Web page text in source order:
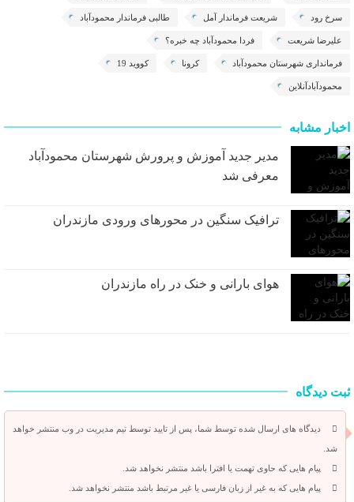
سرخ رود شریعت فرماندار آمل طالبی فرماندار محمودآباد
علیرضا شریعت فردا محمودآباد چه خبره؟
فرمانداری شهرستان محمودآباد کرونا کووید 19
محمودآبادآنلاین
اخبار مشابه
مدیر جدید آموزش و پرورش شهرستان محمودآباد
معرفی شد
ترافیک سنگین در محور‌های ورودی مازندران
هوای بارانی و خنک در راه مازندران
ثبت دیدگاه
دیدگاه های ارسال شده توسط شما، پس از تایید توسط تیم مدیریت در وب منتشر خواهد
شد.
پیام هایی که حاوی تهمت یا افترا باشد منتشر نخواهد شد.
پیام هایی که به غیر از زبان فارسی یا غیر مرتبط باشد منتشر نخواهد شد.